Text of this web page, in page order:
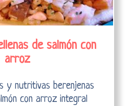
de salmón con
arroz
y nutritivas berenjenas
con arroz integral